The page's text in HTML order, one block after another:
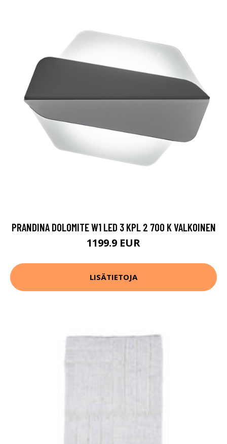
PRANDINA DOLOMITE W1 LED 3 KPL 2 700 K VALKOINEN
1199.9 EUR
LISÄTIETOJA